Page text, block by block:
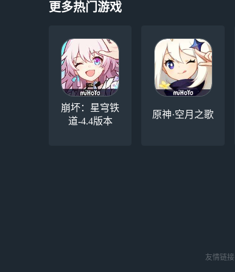
更多热门游戏
崩坏：星穹铁
道-4.4版本
原神·空月之歌
友情链接